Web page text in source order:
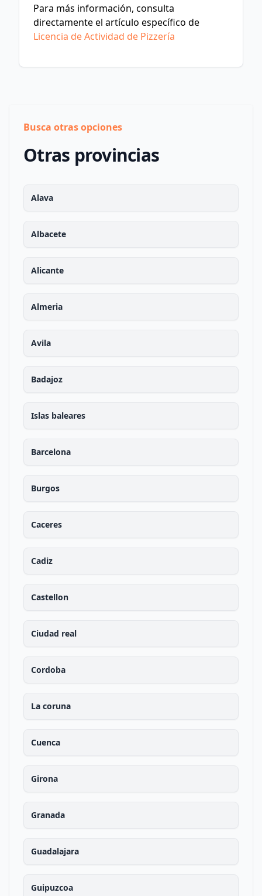
Para más información, consulta
directamente el artículo específico de
Licencia de Actividad de Pizzería
Busca otras opciones
Otras provincias
Alava
Albacete
Alicante
Almeria
Avila
Badajoz
Islas baleares
Barcelona
Burgos
Caceres
Cadiz
Castellon
Ciudad real
Cordoba
La coruna
Cuenca
Girona
Granada
Guadalajara
Guipuzcoa